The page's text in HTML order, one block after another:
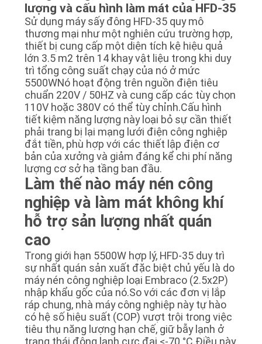
lượng và cấu hình làm mát của HFD-35
Sử dụng máy sấy đông HFD-35 quy mô
thương mại như một nghiên cứu trường hợp,
thiết bị cung cấp một diện tích kệ hiệu quả
lớn 3.5 m2 trên 14 khay vật liệu trong khi duy
trì tổng công suất chạy của nó ở mức
5500WNó hoạt động trên nguồn điện tiêu
chuẩn 220V / 50HZ và cung cấp các tùy chọn
110V hoặc 380V có thể tùy chỉnh.Cấu hình
tiết kiệm năng lượng này loại bỏ sự cần thiết
phải trang bị lại mạng lưới điện công nghiệp
đắt tiền, phù hợp với các thiết lập điện cơ
bản của xưởng và giảm đáng kể chi phí năng
lượng cơ sở hạ tầng ban đầu.
Làm thế nào máy nén công
nghiệp và làm mát không khí
hỗ trợ sản lượng nhất quán
cao
Trong giới hạn 5500W hợp lý, HFD-35 duy trì
sự nhất quán sản xuất đặc biệt chủ yếu là do
máy nén công nghiệp loại Embraco (2.5x2P)
nhập khẩu gốc của nó.So với các đơn vị lắp
ráp chung, nhà máy công nghiệp này tự hào
có hệ số hiệu suất (COP) vượt trội trong việc
tiêu thụ năng lượng hạn chế, giữ bẫy lạnh ở
trạng thái đông lạnh cực đại ≤-70 °C.Điều này